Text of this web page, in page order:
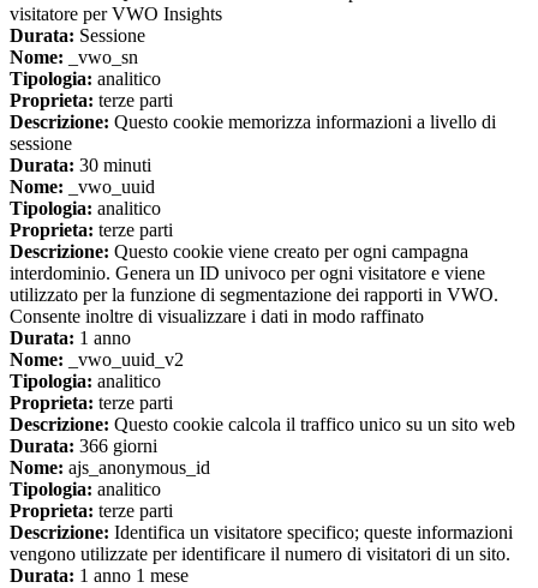
visitatore per VWO Insights
Durata: Sessione
Nome: _vwo_sn
Tipologia: analitico
Proprieta: terze parti
Descrizione: Questo cookie memorizza informazioni a livello di
sessione
Durata: 30 minuti
Nome: _vwo_uuid
Tipologia: analitico
Proprieta: terze parti
Descrizione: Questo cookie viene creato per ogni campagna
interdominio. Genera un ID univoco per ogni visitatore e viene
utilizzato per la funzione di segmentazione dei rapporti in VWO.
Consente inoltre di visualizzare i dati in modo raffinato
Durata: 1 anno
Nome: _vwo_uuid_v2
Tipologia: analitico
Proprieta: terze parti
Descrizione: Questo cookie calcola il traffico unico su un sito web
Durata: 366 giorni
Nome: ajs_anonymous_id
Tipologia: analitico
Proprieta: terze parti
Descrizione: Identifica un visitatore specifico; queste informazioni
vengono utilizzate per identificare il numero di visitatori di un sito.
Durata: 1 anno 1 mese